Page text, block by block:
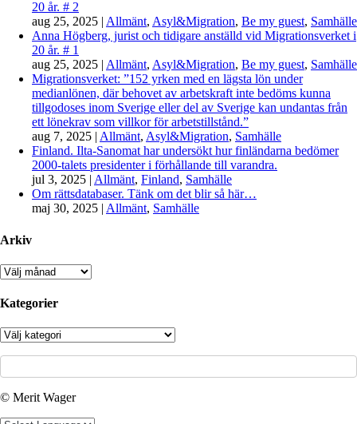
20 år. # 2
aug 25, 2025 | Allmänt, Asyl&Migration, Be my guest, Samhälle
Anna Högberg, jurist och tidigare anställd vid Migrationsverket i
20 år. # 1
aug 25, 2025 | Allmänt, Asyl&Migration, Be my guest, Samhälle
Migrationsverket: ”152 yrken med en lägsta lön under
medianlönen, där behovet av arbetskraft inte bedöms kunna
tillgodoses inom Sverige eller del av Sverige kan undantas från
ett lönekrav som villkor för arbetstillstånd.”
aug 7, 2025 | Allmänt, Asyl&Migration, Samhälle
Finland. Ilta-Sanomat har undersökt hur finländarna bedömer
2000-talets presidenter i förhållande till varandra.
jul 3, 2025 | Allmänt, Finland, Samhälle
Om rättsdatabaser. Tänk om det blir så här…
maj 30, 2025 | Allmänt, Samhälle
Arkiv
Arkiv
Kategorier
Kategorier
© Merit Wager